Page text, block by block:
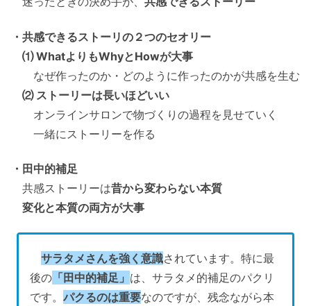
・共感できるストーリの２つのセオリー
⑴ WhatよりもWhyとHowが大事
なぜ作ったのか・どのように作ったのかが共感を生む
⑵ ストーリーは長いほどいい
オンラインサロンで物づくりの過程を見せていく
一緒にストーリーを作る
・田中的補足
共感ストーリーは昔から変わらない本質
変化と本質の両方が大事
サラタメさんを強く意識されています。特に最
後の 「田中的補足」 は、サラタメ的補足のパクリ
です。パクるのは重要なのですが、残念ながら本